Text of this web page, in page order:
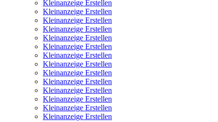
Kleinanzeige Erstellen
Kleinanzeige Erstellen
Kleinanzeige Erstellen
Kleinanzeige Erstellen
Kleinanzeige Erstellen
Kleinanzeige Erstellen
Kleinanzeige Erstellen
Kleinanzeige Erstellen
Kleinanzeige Erstellen
Kleinanzeige Erstellen
Kleinanzeige Erstellen
Kleinanzeige Erstellen
Kleinanzeige Erstellen
Kleinanzeige Erstellen